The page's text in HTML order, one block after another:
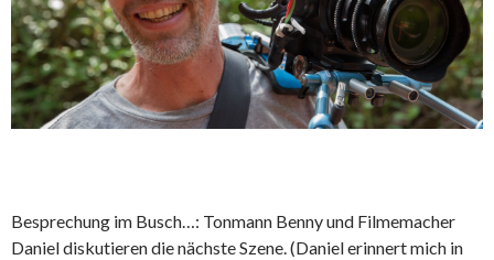
Besprechung im Busch…: Tonmann Benny und Filmemacher
Daniel diskutieren die nächste Szene. (Daniel erinnert mich in